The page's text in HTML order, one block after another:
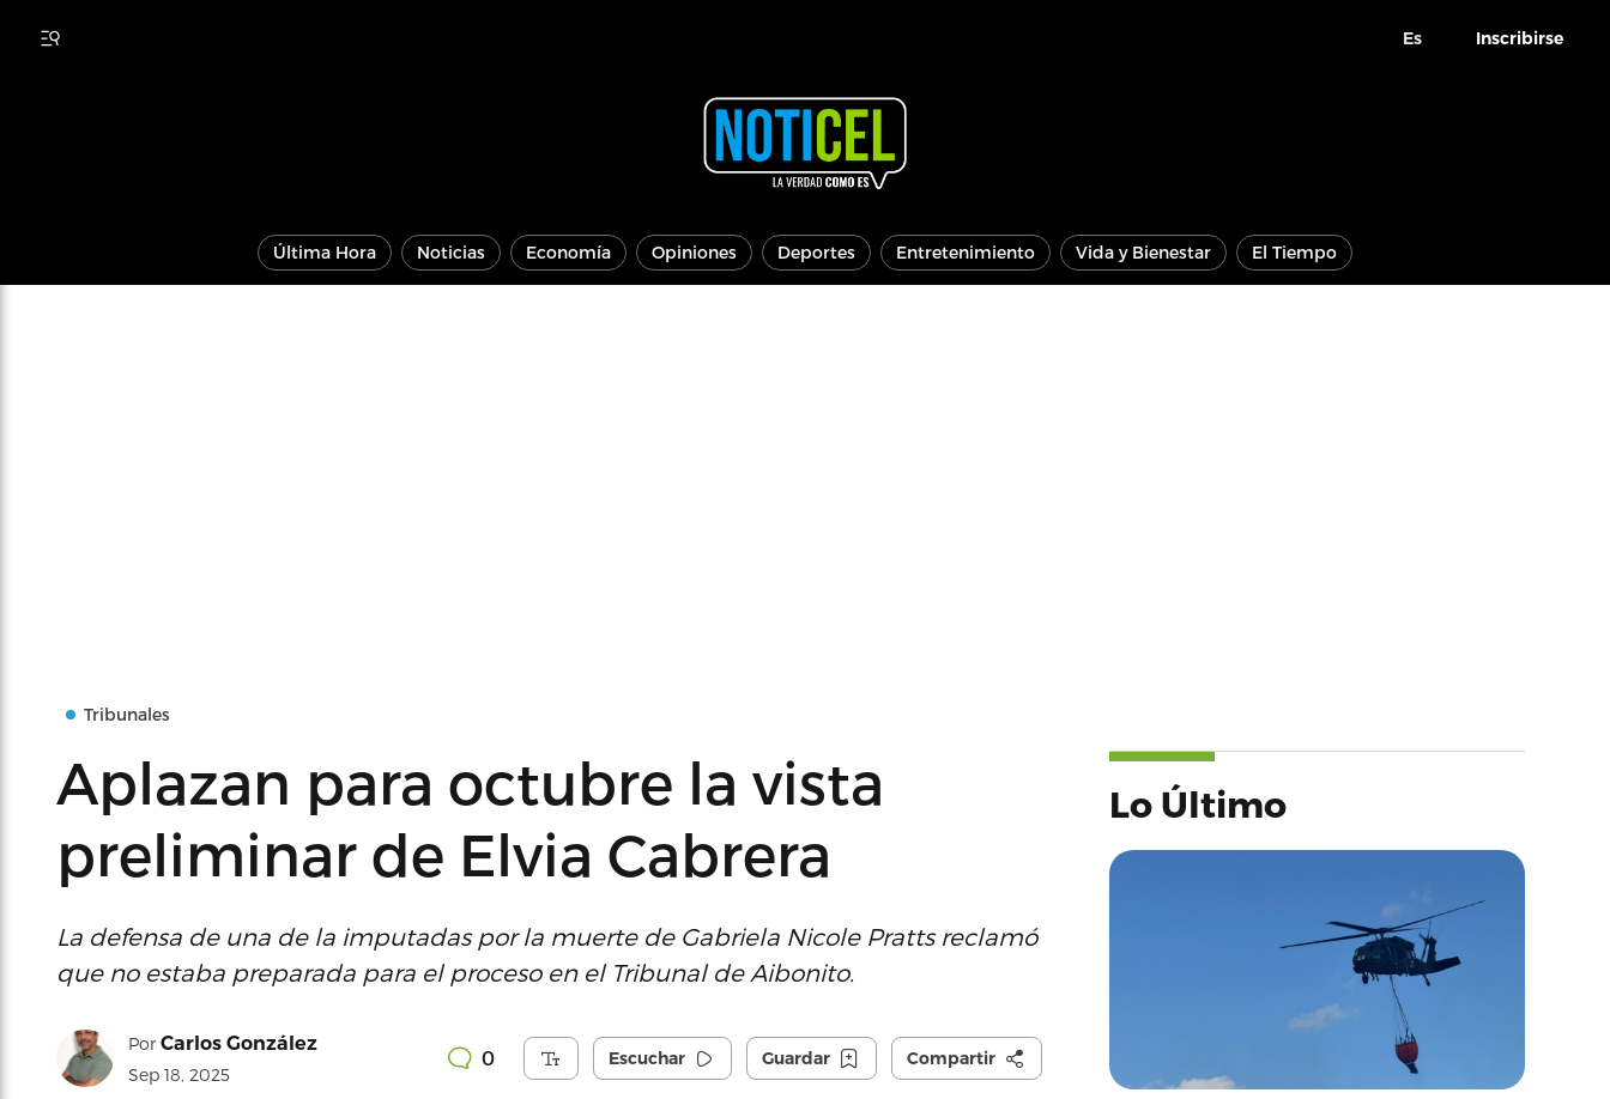
Es Inscribirse
Última Hora Noticias Economía Opiniones Deportes Entretenimiento Vida y Bienestar El Tiempo
Tribunales
Aplazan para octubre la vista
preliminar de Elvia Cabrera
La defensa de una de la imputadas por la muerte de Gabriela Nicole Pratts reclamó
que no estaba preparada para el proceso en el Tribunal de Aibonito.
Por Carlos González
Sep 18, 2025
0 Escuchar Guardar Compartir
Lo Último